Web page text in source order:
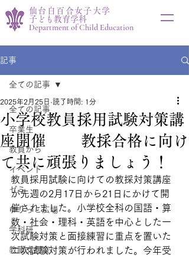
仙台白百合女子大学
子ども教育学科
Department of Child Education
記事
全ての記事
卒業生
教員から
イベント
ゼミ
ゆりっこ広場
学科研
教職支援室
全ての記事
小学校教員採用試験対策講
座開催 教採合格に向け
て共に頑張りましょう！
2025年2月25日 読了時間: 1分
教員採用試験に向けての教採対策講座
が先週の2月17日から21日にかけて開
催されました。小学校全科の国語・算
数・社会・理科・英語を中心とした一
次試験対策と面接練習に重点を置いた
二次試験対策が行われました。今年受